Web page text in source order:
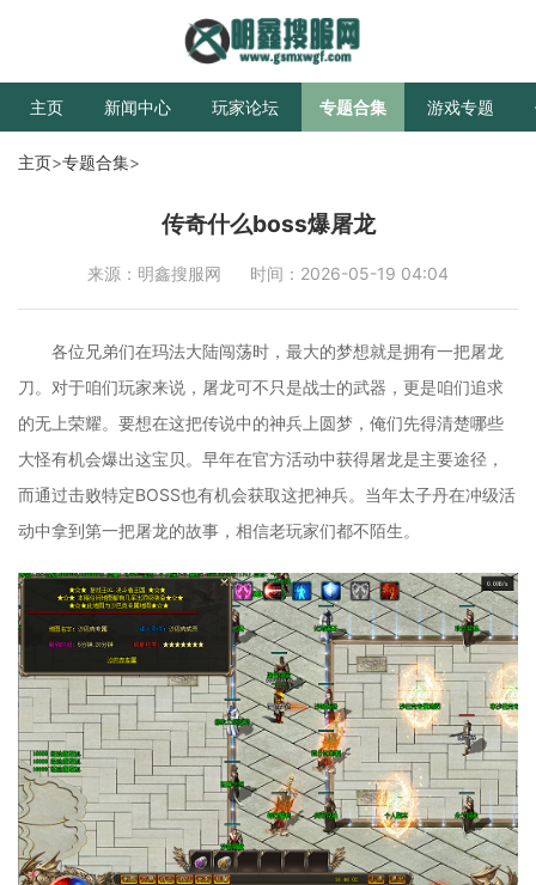
主页 新闻中心 玩家论坛 专题合集 游戏专题
主页>专题合集>
传奇什么boss爆屠龙
来源：明鑫搜服网 时间：2026-05-19 04:04
各位兄弟们在玛法大陆闯荡时，最大的梦想就是拥有一把屠龙
刀。对于咱们玩家来说，屠龙可不只是战士的武器，更是咱们追求
的无上荣耀。要想在这把传说中的神兵上圆梦，俺们先得清楚哪些
大怪有机会爆出这宝贝。早年在官方活动中获得屠龙是主要途径，
而通过击败特定BOSS也有机会获取这把神兵。当年太子丹在冲级活
动中拿到第一把屠龙的故事，相信老玩家们都不陌生。